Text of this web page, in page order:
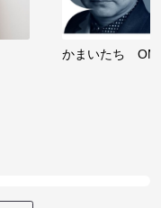
かまいたち